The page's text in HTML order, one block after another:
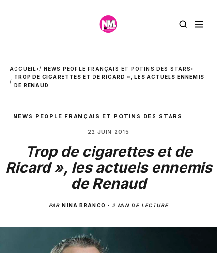
ACCUEIL› NEWS PEOPLE FRANÇAIS ET POTINS DES STARS›
TROP DE CIGARETTES ET DE RICARD », LES ACTUELS ENNEMIS
DE RENAUD
NEWS PEOPLE FRANÇAIS ET POTINS DES STARS
22 JUIN 2015
Trop de cigarettes et de
Ricard », les actuels ennemis
de Renaud
PARNINA BRANCO · 2 MIN DE LECTURE